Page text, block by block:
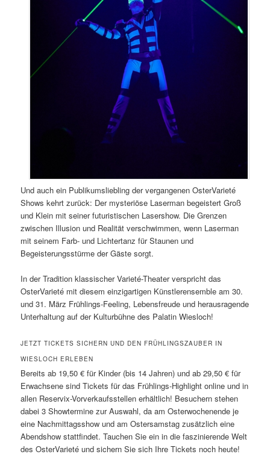
Und auch ein Publikumsliebling der vergangenen OsterVarieté
Shows kehrt zurück: Der mysteriöse Laserman begeistert Groß
und Klein mit seiner futuristischen Lasershow. Die Grenzen
zwischen Illusion und Realität verschwimmen, wenn Laserman
mit seinem Farb- und Lichtertanz für Staunen und
Begeisterungsstürme der Gäste sorgt.
In der Tradition klassischer Varieté-Theater verspricht das
OsterVarieté mit diesem einzigartigen Künstlerensemble am 30.
und 31. März Frühlings-Feeling, Lebensfreude und herausragende
Unterhaltung auf der Kulturbühne des Palatin Wiesloch!
JETZT TICKETS SICHERN UND DEN FRÜHLINGSZAUBER IN
WIESLOCH ERLEBEN
Bereits ab 19,50 € für Kinder (bis 14 Jahren) und ab 29,50 € für
Erwachsene sind Tickets für das Frühlings-Highlight online und in
allen Reservix-Vorverkaufsstellen erhältlich! Besuchern stehen
dabei 3 Showtermine zur Auswahl, da am Osterwochenende je
eine Nachmittagsshow und am Ostersamstag zusätzlich eine
Abendshow stattfindet. Tauchen Sie ein in die faszinierende Welt
des OsterVarieté und sichern Sie sich Ihre Tickets noch heute!